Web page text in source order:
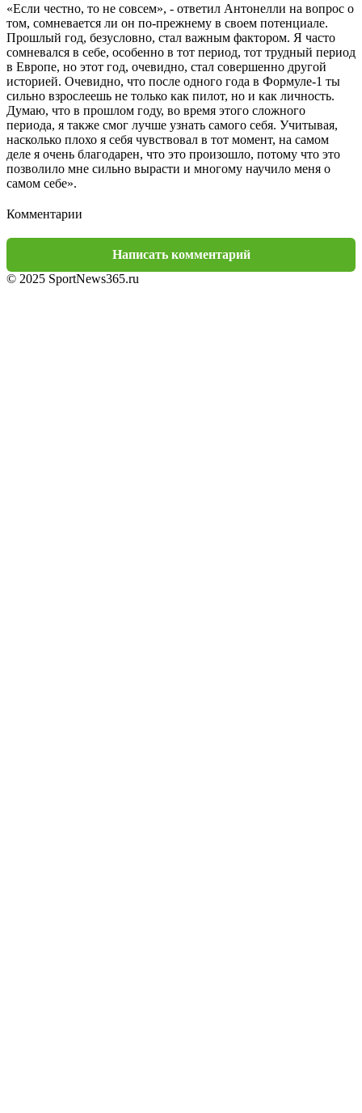
«Если честно, то не совсем», - ответил Антонелли на вопрос о
том, сомневается ли он по-прежнему в своем потенциале.
Прошлый год, безусловно, стал важным фактором. Я часто
сомневался в себе, особенно в тот период, тот трудный период
в Европе, но этот год, очевидно, стал совершенно другой
историей. Очевидно, что после одного года в Формуле-1 ты
сильно взрослеешь не только как пилот, но и как личность.
Думаю, что в прошлом году, во время этого сложного
периода, я также смог лучше узнать самого себя. Учитывая,
насколько плохо я себя чувствовал в тот момент, на самом
деле я очень благодарен, что это произошло, потому что это
позволило мне сильно вырасти и многому научило меня о
самом себе».
Комментарии
Написать комментарий
© 2025 SportNews365.ru